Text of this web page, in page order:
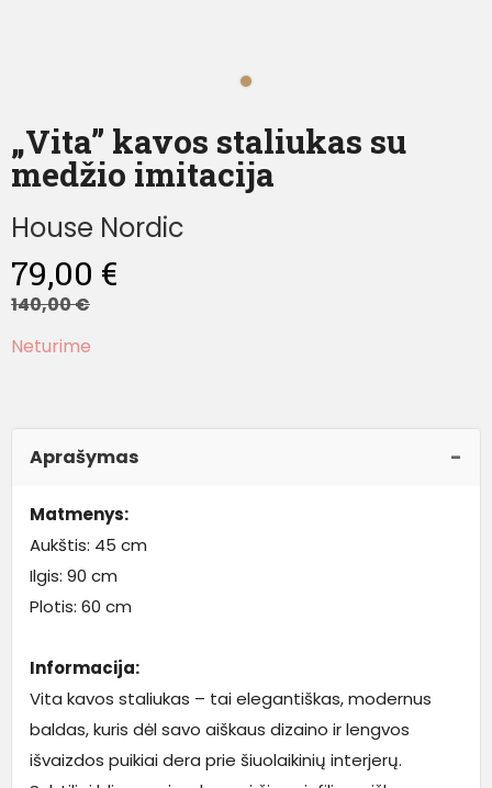
„Vita” kavos staliukas su
medžio imitacija
House Nordic
79,00 €
140,00€
Neturime
Aprašymas
Matmenys:
Aukštis: 45 cm
Ilgis: 90 cm
Plotis: 60 cm
Informacija:
Vita kavos staliukas – tai elegantiškas, modernus
baldas, kuris dėl savo aiškaus dizaino ir lengvos
išvaizdos puikiai dera prie šiuolaikinių interjerų.